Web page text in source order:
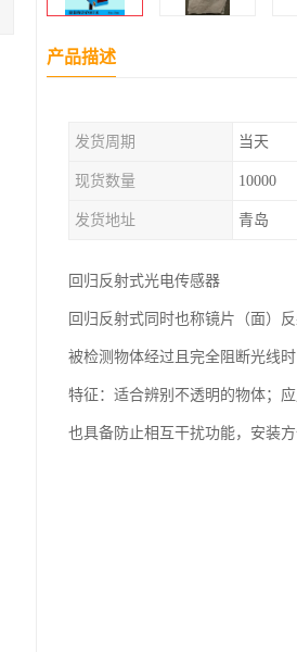
产品描述
发货周期 当天
现货数量 10000
发货地址 青岛
回归反射式光电传感器
回归反射式同时也称镜片（面）
被检测物体经过且完全阻断光线
特征：适合辨别不透明的物体；
也具备防止相互干扰功能，安装方